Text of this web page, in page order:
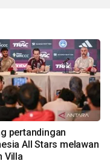
pertandingan
All Stars melawan
Villa